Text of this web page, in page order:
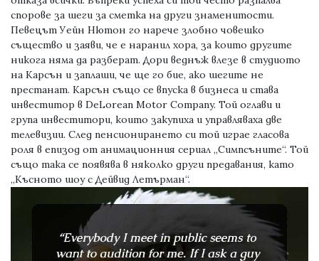
спорове за шеги за сметка на други знаменитости.
Певецът Уейн Нютон го нарече злобно човешко
същество и заяви, че е наранил хора, за които другите
никога няма да разберат. Дори веднъж влезе в студиото
на Карсън и заплаши, че ще го бие, ако шегите не
престанат. Карсън също се впуска в бизнеса и става
инвеститор в DeLorean Motor Company. Той оглави и
група инвеститори, които закупиха и управляваха две
телевизии. След пенсионирането си той играе гласова
роля в епизод от анимационния сериал „Симпсъните“. Той
също така се появява в няколко други предавания, като
„Късното шоу с Дейвид Летърман“.